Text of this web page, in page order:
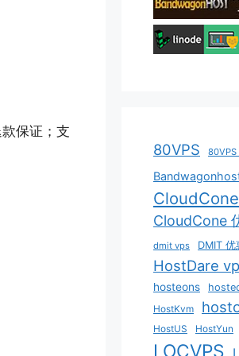
保证；支
80VPS 80VPS
CloudCone
dmit vps DMIT 优
HostDare
hosteons
HostKvm
HostUS HostYun
LOCVPS